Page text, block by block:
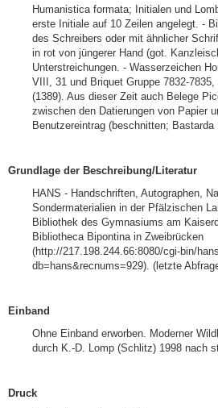
Humanistica formata; Initialen und
erste Initiale auf 10 Zeilen angelegt. -
des Schreibers oder mit ähnlicher
in rot von jüngerer Hand (got.
Unterstreichungen. - Wasserzeichen
VIII, 31 und Briquet Gruppe 7832-
(1389). Aus dieser Zeit auch Belege
zwischen den Datierungen von Papier
Benutzereintrag (beschnitten; Bastarda
Grundlage der Beschreibung/Literatur
HANS - Handschriften, Autographen,
Sondermaterialien in der Pfälzischen
Bibliothek des Gymnasiums am
Bibliotheca Bipontina in Zweibrücken
(http://217.198.244.66:8080/cgi-bin/
db=hans&recnums=929). (letzte
Einband
Ohne Einband erworben. Moderner
durch K.-D. Lomp (Schlitz) 1998 nach
Druck